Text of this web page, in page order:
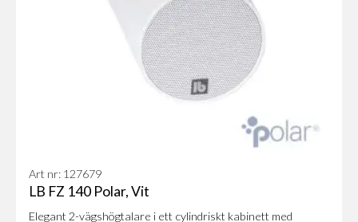
Art nr: 127679
LB FZ 140 Polar, Vit
Elegant 2-vägshögtalare i ett cylindriskt kabinett med